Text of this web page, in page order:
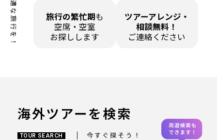
旅行の繁忙期 も
空席・空室
お探しします
ツアーアレンジ・
相談無料！
ご連絡ください
海外ツアーを検索
TOUR SEARCH 今すぐ探そう！